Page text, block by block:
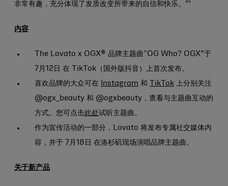
非常有趣，充分体现了发质改变所带来的自信和快乐。”¹
内容
The Lovato x OGX® 品牌主题曲“OG Who? OGX”于
7月12日 在 TikTok（国外版抖音）上首次发布。
喜欢品牌的大众可在 Instagram 和 TikTok 上分别关注
@ogx_beauty 和 @ogxbeauty，查看与主题曲互动的
方式。您可点击此处试听主题曲。
作为宣传活动的一部分，Lovato 将发布专属社交媒体内
容，并于 7月18日 在洛杉矶现场演唱品牌主题曲。
关于新产品